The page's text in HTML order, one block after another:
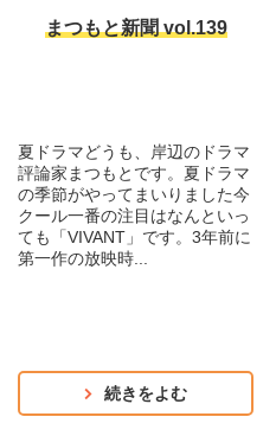
まつもと新聞 vol.139
夏ドラマどうも、岸辺のドラマ
評論家まつもとです。夏ドラマ
の季節がやってまいりました今
クール一番の注目はなんといっ
ても「VIVANT」です。3年前に
第一作の放映時...
続きをよむ